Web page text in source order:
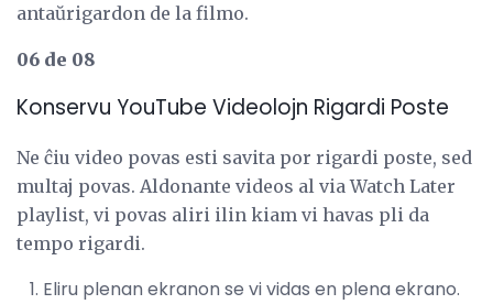
antaŭrigardon de la filmo.
06 de 08
Konservu YouTube Videolojn Rigardi Poste
Ne ĉiu video povas esti savita por rigardi poste, sed
multaj povas. Aldonante videos al via Watch Later
playlist, vi povas aliri ilin kiam vi havas pli da
tempo rigardi.
Eliru plenan ekranon se vi vidas en plena ekrano.